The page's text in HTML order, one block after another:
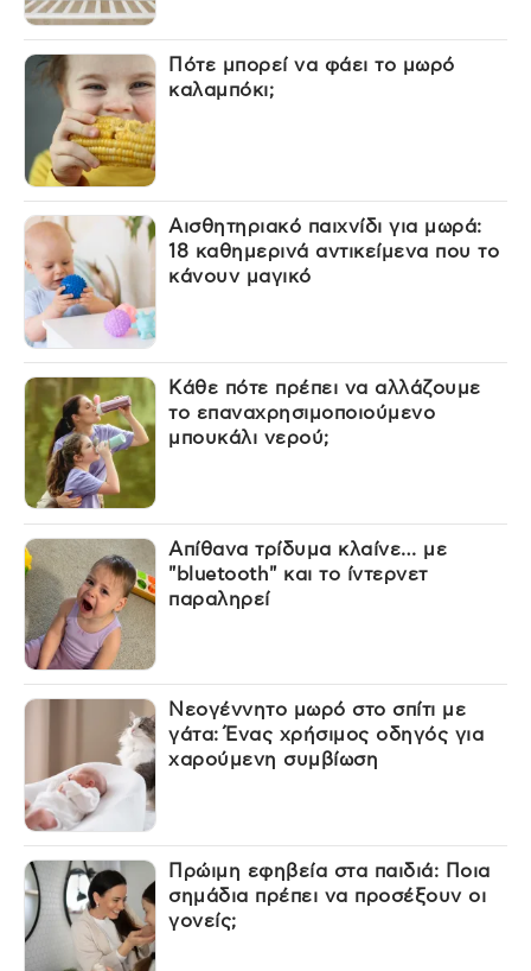
Πότε μπορεί να φάει το μωρό
καλαμπόκι;
Αισθητηριακό παιχνίδι για μωρά:
18 καθημερινά αντικείμενα που το
κάνουν μαγικό
Κάθε πότε πρέπει να αλλάζουμε
το επαναχρησιμοποιούμενο
μπουκάλι νερού;
Απίθανα τρίδυμα κλαίνε… με
"bluetooth" και το ίντερνετ
παραληρεί
Νεογέννητο μωρό στο σπίτι με
γάτα: Ένας χρήσιμος οδηγός για
χαρούμενη συμβίωση
Πρώιμη εφηβεία στα παιδιά: Ποια
σημάδια πρέπει να προσέξουν οι
γονείς;